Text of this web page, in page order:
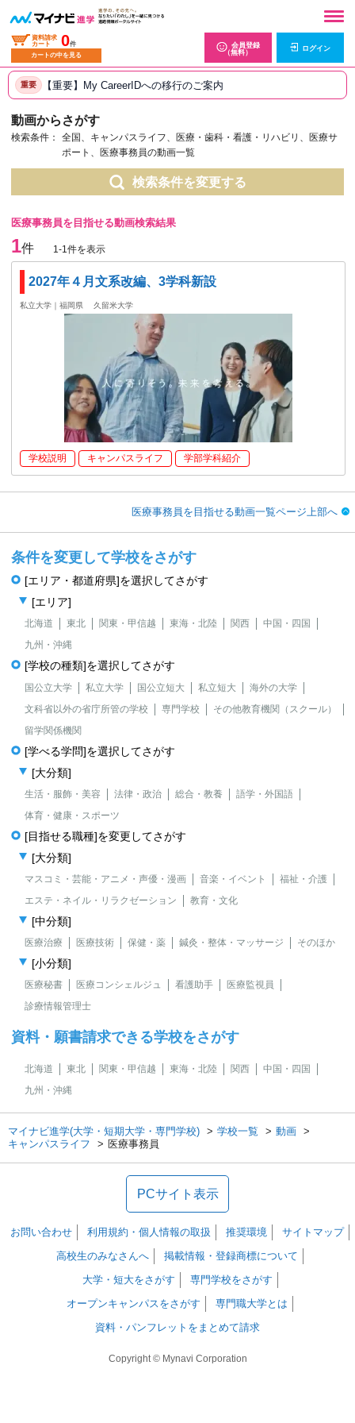
資料請求
カート
0件
カートの中を見る
会員登録
（無料）
ログイン
重要 【重要】My CareerIDへの移行のご案内
動画からさがす
検索条件：
全国、キャンパスライフ、医療・歯科・看護・リハビリ、医療サ
ポート、医療事務員の動画一覧
検索条件を変更する
医療事務員を目指せる動画検索結果
1件 1-1件を表示
2027年４月文系改編、3学科新設
私立大学｜福岡県 久留米大学
学校説明 キャンパスライフ 学部学科紹介
医療事務員を目指せる動画一覧ページ上部へ
条件を変更して学校をさがす
[エリア・都道府県]を選択してさがす
[エリア]
北海道 東北 関東・甲信越 東海・北陸 関西
中国・四国
九州・沖縄
[学校の種類]を選択してさがす
国公立大学 私立大学 国公立短大 私立短大
海外の大学
文科省以外の省庁所管の学校
専門学校
その他教育機関（スクール）
留学関係機関
[学べる学問]を選択してさがす
[大分類]
生活・服飾・美容 法律・政治 総合・教養
語学・外国語
体育・健康・スポーツ
[目指せる職種]を変更してさがす
[大分類]
マスコミ・芸能・アニメ・声優・漫画 音楽・イベント
福祉・介護
エステ・ネイル・リラクゼーション
教育・文化
[中分類]
医療治療 医療技術 保健・薬 鍼灸・整体・マッサージ そのほか
[小分類]
医療秘書 医療コンシェルジュ 看護助手
医療監視員
診療情報管理士
資料・願書請求できる学校をさがす
北海道 東北 関東・甲信越 東海・北陸 関西
中国・四国
九州・沖縄
マイナビ進学(大学・短期大学・専門学校) 学校一覧
動画
キャンパスライフ
医療事務員
PCサイト表示
お問い合わせ 利用規約・個人情報の取扱 推奨環境
サイトマップ
高校生のみなさんへ
掲載情報・登録商標について
大学・短大をさがす
専門学校をさがす
オープンキャンパスをさがす
専門職大学とは
資料・パンフレットをまとめて請求
Copyright © Mynavi Corporation